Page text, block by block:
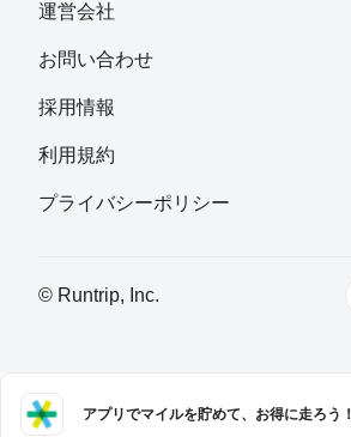
運営会社
お問い合わせ
採用情報
利用規約
プライバシーポリシー
© Runtrip, Inc.
アプリでマイルを貯めて、お得に走ろう！